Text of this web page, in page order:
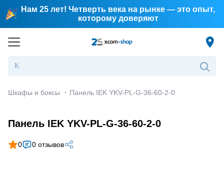
Нам 25 лет! Четверть века на рынке — это опыт,
которому доверяют
Шкафы и боксы · Панель IEK YKV-PL-G-36-60-2-0
Панель IEK YKV-PL-G-36-60-2-0
0 0 отзывов